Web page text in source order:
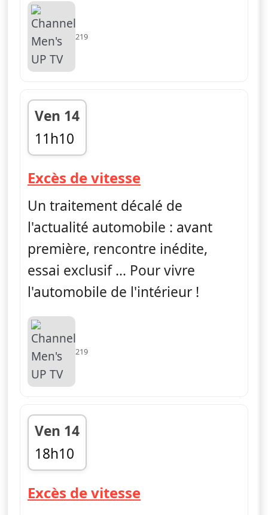
219
Ven 14
11h10
fin 11h30
Excès de vitesse— Excès de
Un traitement décalé de
l'actualité automobile : avant
première, rencontre inédite,
essai exclusif … Pour vivre
l'automobile de l'intérieur !
219
Ven 14
18h10
fin 18h30
Excès de vitesse— Excès de